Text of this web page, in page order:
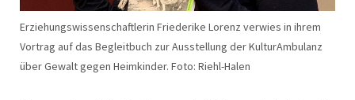
Erziehungswissenschaftlerin Friederike Lorenz verwies in ihrem
Vortrag auf das Begleitbuch zur Ausstellung der KulturAmbulanz
über Gewalt gegen Heimkinder. Foto: Riehl-Halen